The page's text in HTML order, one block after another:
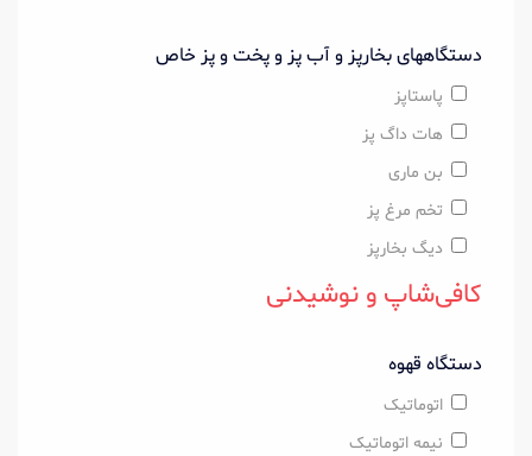
دستگاههای بخارپز و آب پز و پخت و پز خاص
پاستاپز
هات داگ پز
بن ماری
تخم مرغ پز
دیگ بخارپز
کافی‌شاپ و نوشیدنی
دستگاه قهوه
اتوماتیک
نیمه اتوماتیک